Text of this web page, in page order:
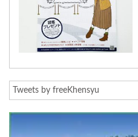
Tweets by freeKhensyu